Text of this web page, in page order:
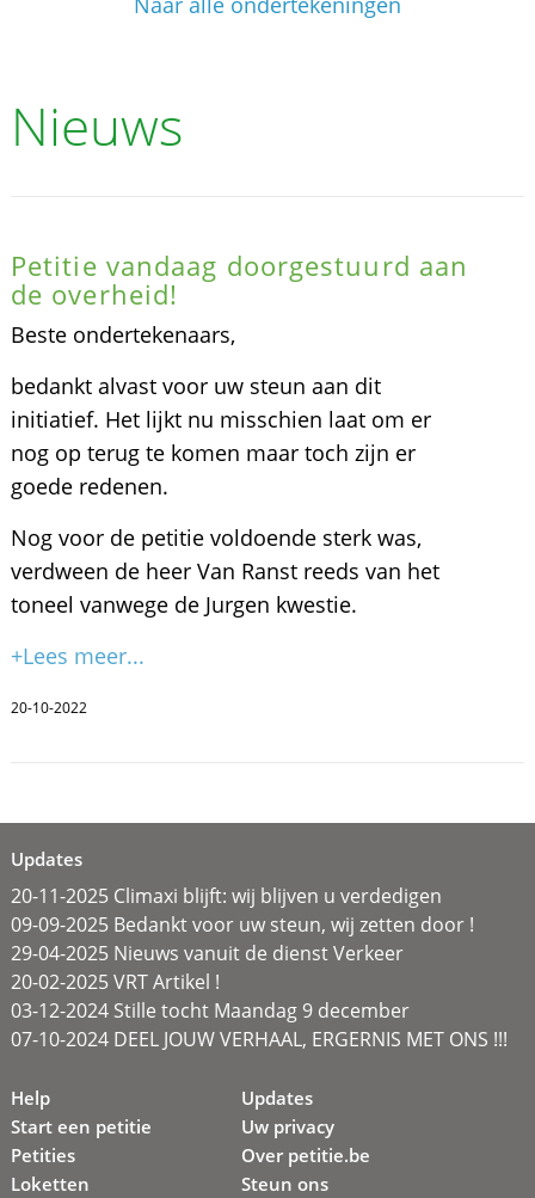
Nieuws
Petitie vandaag doorgestuurd aan
de overheid!
Beste ondertekenaars,
bedankt alvast voor uw steun aan dit
initiatief. Het lijkt nu misschien laat om er
nog op terug te komen maar toch zijn er
goede redenen.
Nog voor de petitie voldoende sterk was,
verdween de heer Van Ranst reeds van het
toneel vanwege de Jurgen kwestie.
+Lees meer...
20-10-2022
Updates
20-11-2025 Climaxi blijft: wij blijven u verdedigen
09-09-2025 Bedankt voor uw steun, wij zetten door !
29-04-2025 Nieuws vanuit de dienst Verkeer
20-02-2025 VRT Artikel !
03-12-2024 Stille tocht Maandag 9 december
07-10-2024 DEEL JOUW VERHAAL, ERGERNIS MET ONS !!!
Help
Start een petitie
Petities
Loketten
Updates
Uw privacy
Over petitie.be
Steun ons